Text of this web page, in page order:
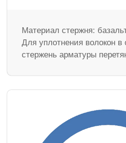
Материал стержня:
Для уплотнения волокон в
стержень арматуры